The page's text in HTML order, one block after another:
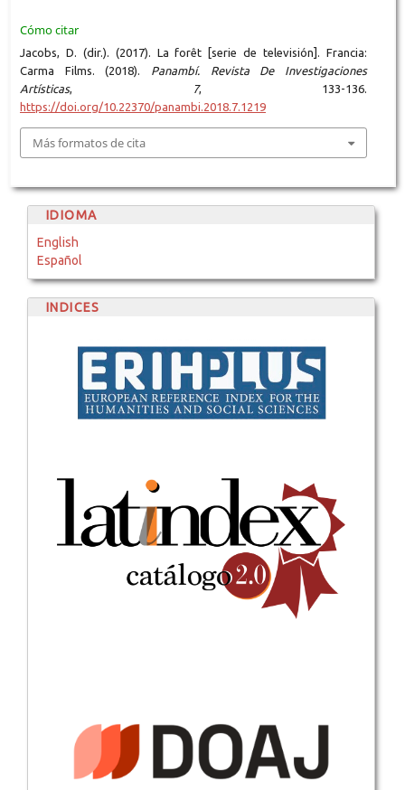
Cómo citar
Jacobs, D. (dir.). (2017). La forêt [serie de televisión]. Francia:
Carma Films. (2018). Panambí. Revista De Investigaciones
Artísticas, 7, 133-136.
https://doi.org/10.22370/panambi.2018.7.1219
Más formatos de cita
IDIOMA
English
Español
INDICES